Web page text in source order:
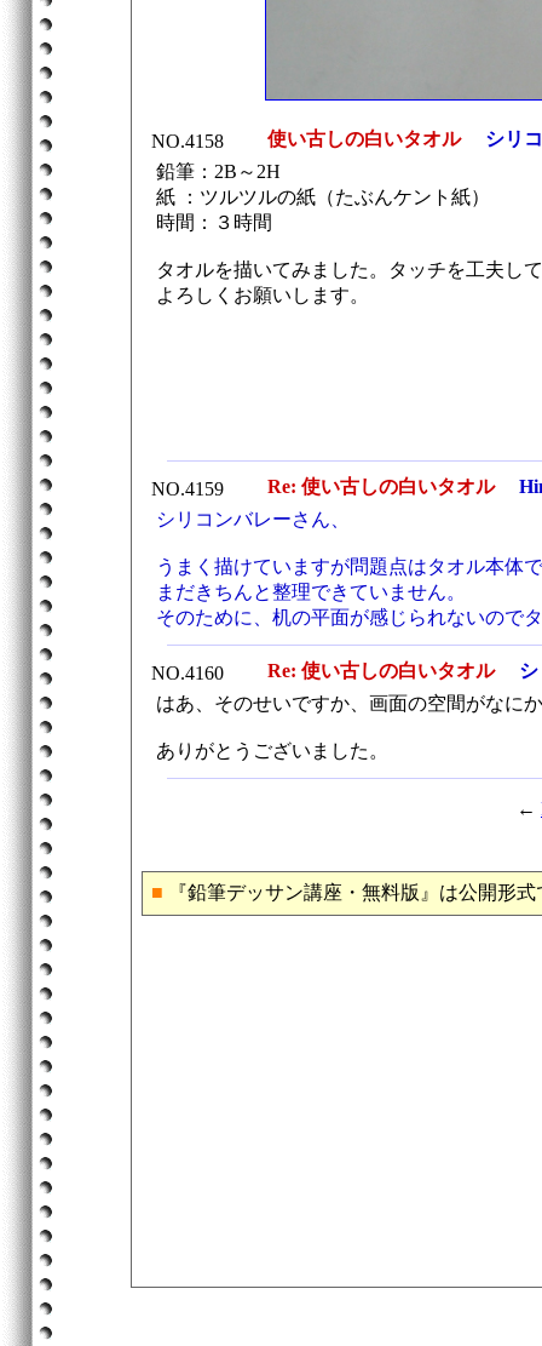
NO.4158 使い古しの白いタオル
シリ
鉛筆：2B～2H
紙 ：ツルツルの紙（たぶんケント紙）
時間：３時間
タオルを描いてみました。タッチを工夫し
よろしくお願いします。
NO.4159 Re: 使い古しの白いタオル
シリコンバレーさん、
うまく描けていますが問題点はタオル本体
まだきちんと整理できていません。
そのために、机の平面が感じられないので
NO.4160 Re: 使い古しの白いタオル
シ
はあ、そのせいですか、画面の空間がなに
ありがとうございました。
←
■ 『鉛筆デッサン講座・無料版』は公開形